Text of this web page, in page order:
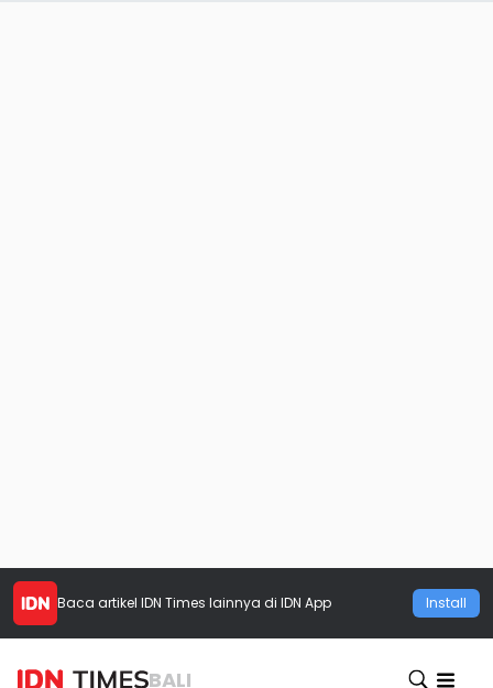
Baca artikel IDN Times lainnya di IDN App Install
BALI